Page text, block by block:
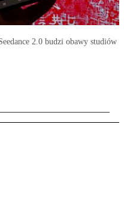
2.0 budzi obawy studiów